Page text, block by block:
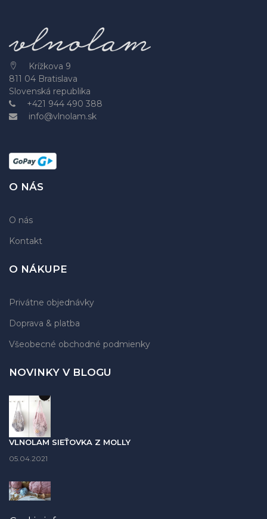
Krížkova 9
811 04 Bratislava
Slovenská republika
+421 944 490 388
info@vlnolam.sk
O NÁS
O nás
Kontakt
O NÁKUPE
Privátne objednávky
Doprava & platba
Všeobecné obchodné podmienky
NOVINKY V BLOGU
VLNOLAM SIEŤOVKA Z MOLLY
05.04.2021